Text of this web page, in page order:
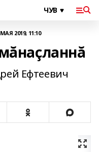
2019, 11:10
Ефтеевич